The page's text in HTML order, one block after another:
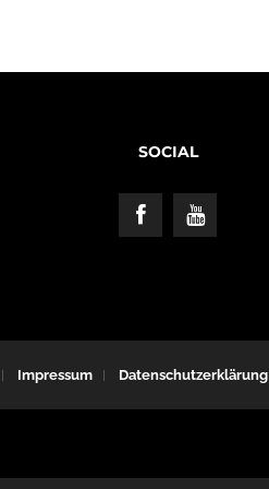
SOCIAL
Impressum Datenschutzerklärung